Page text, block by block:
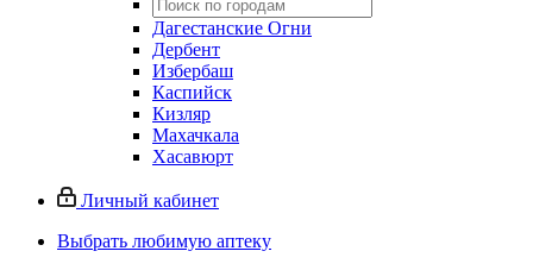
Дагестанские Огни
Дербент
Избербаш
Каспийск
Кизляр
Махачкала
Хасавюрт
Личный кабинет
Выбрать любимую аптеку